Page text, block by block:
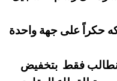
حكراً على جهة واحدة
فقط بتخفيض